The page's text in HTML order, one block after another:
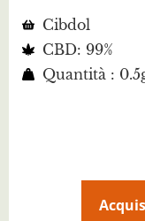
Cibdol
CBD: 99%
Quantità :